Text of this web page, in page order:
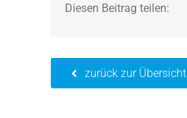
Diesen Beitrag teilen:
zurück zur Übersicht